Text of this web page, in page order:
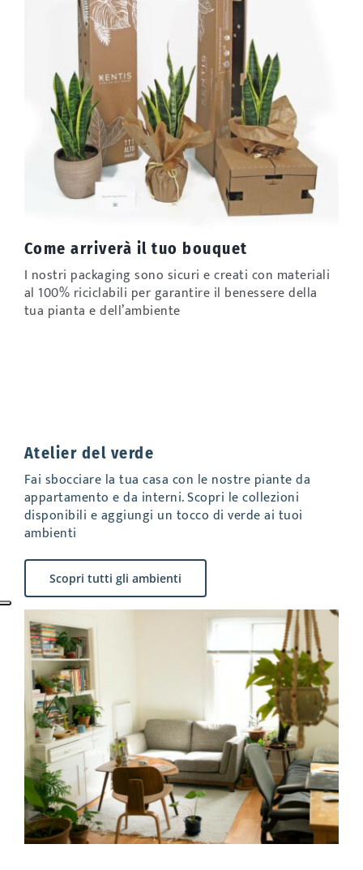
Come arriverà il tuo bouquet
I nostri packaging sono sicuri e creati con materiali
al 100% riciclabili per garantire il benessere della
tua pianta e dell’ambiente
Atelier del verde
Fai sbocciare la tua casa con le nostre piante da
appartamento e da interni. Scopri le collezioni
disponibili e aggiungi un tocco di verde ai tuoi
ambienti
Scopri tutti gli ambienti